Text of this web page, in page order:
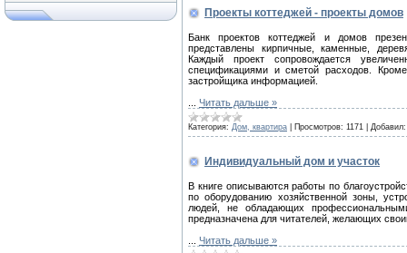
Проекты коттеджей - проекты домов
Банк проектов коттеджей и домов
представлены кирпичные, каменные,
Каждый проект сопровождается
спецификациями и сметой расходов.
застройщика информацией.
Читать дальше »
Категория: Дом, квартира Просмотров: 1171 Добавил:
Индивидуальный дом и участок
В книге описываются работы по
по оборудованию хозяйственной зоны,
людей, не обладающих
предназначена для читателей, желающих
Читать дальше »